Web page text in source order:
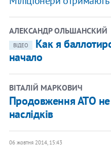
АЛЕКСАНДР ОЛЬШАНСКИЙ
ВІДЕО
Как я
начало
ВІТАЛІЙ МАРКОВИЧ
Продовження АТО не
наслідків
06 жовтня 2014, 15:43